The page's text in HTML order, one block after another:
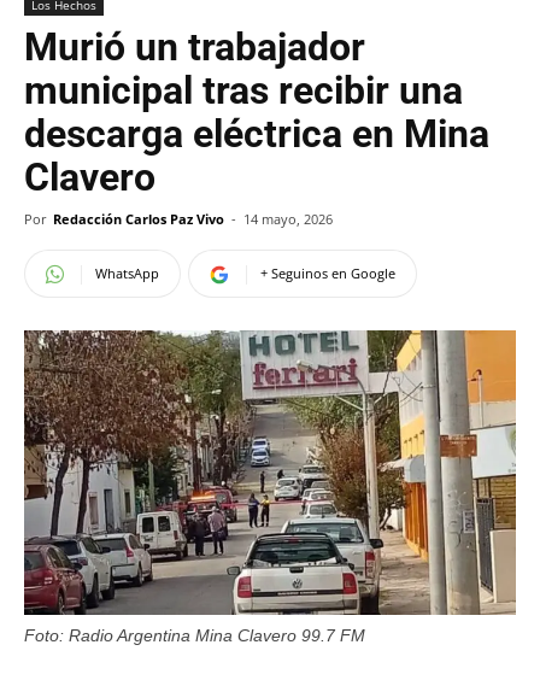
Los Hechos
Murió un trabajador
municipal tras recibir una
descarga eléctrica en Mina
Clavero
Por Redacción Carlos Paz Vivo - 14 mayo, 2026
WhatsApp + Seguinos en Google
Foto: Radio Argentina Mina Clavero 99.7 FM